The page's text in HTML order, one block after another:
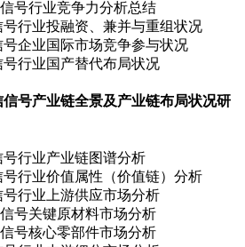
号行业竞争力分析总结
行业投融资、兼并与重组状况
企业国际市场竞争参与状况
行业国产替代布局状况
号产业链全景及产业链布局状况研
行业产业链图谱分析
行业价值属性（价值链）分析
行业上游供应市场分析
号关键原材料市场分析
号核心零部件市场分析